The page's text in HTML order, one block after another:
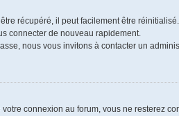
récupéré, il peut facilement être
connecter de nouveau rapidement.
nous vous invitons à contacter un
connexion au forum, vous ne resterez